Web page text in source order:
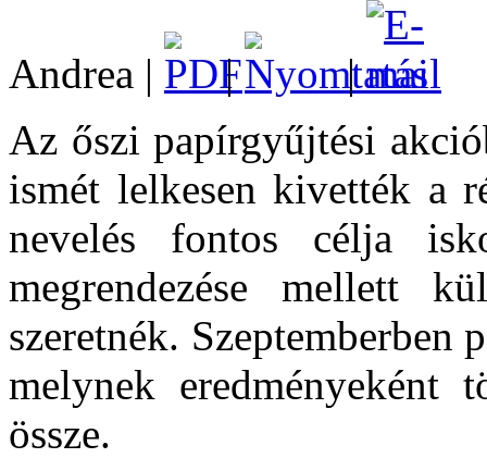
Andrea | |
|
Az őszi papírgyűjtési
ismét lelkesen kivették a
nevelés fontos célja
megrendezése mellett
szeretnék. Szeptemberben
melynek
össze.